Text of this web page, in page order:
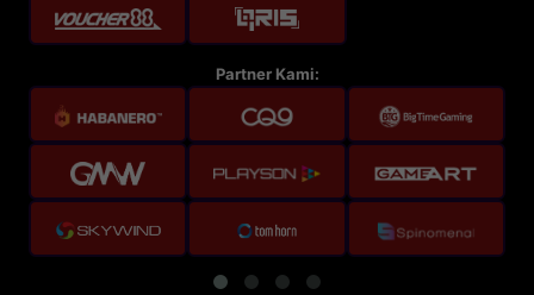
Partner Kami: